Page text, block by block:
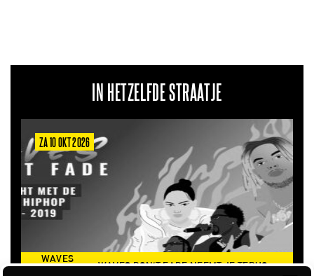
IN HETZELFDE STRAATJE
ZA 6 MRT 2027